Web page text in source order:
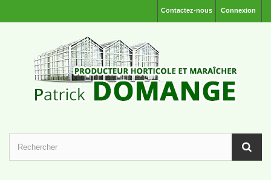
Connexion
Contactez-nous